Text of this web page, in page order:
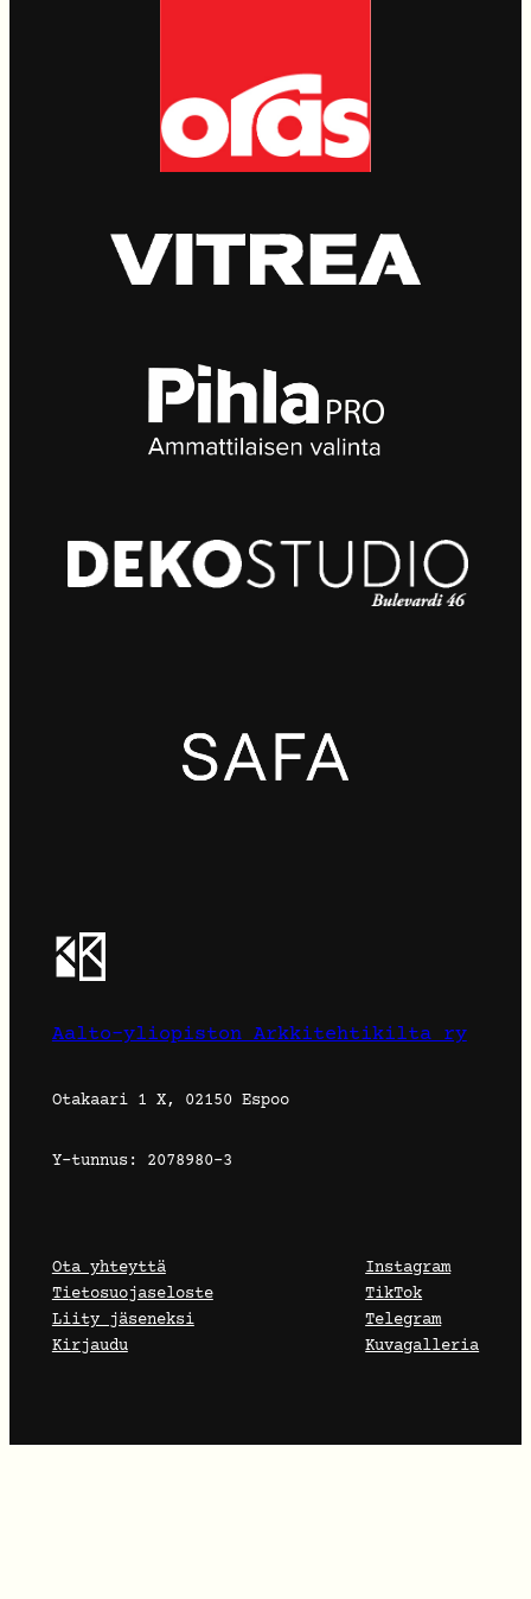
Aalto-yliopiston Arkkitehtikilta ry
Otakaari 1 X, 02150 Espoo
Y-tunnus: 2078980-3
Ota yhteyttä
Tietosuojaseloste
Liity jäseneksi
Kirjaudu
Instagram
TikTok
Telegram
Kuvagalleria